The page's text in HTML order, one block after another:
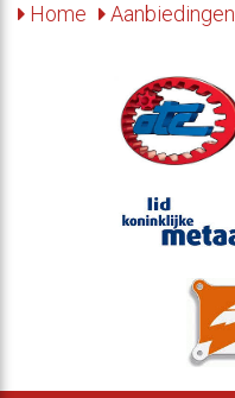
Home
Aanbiedingen